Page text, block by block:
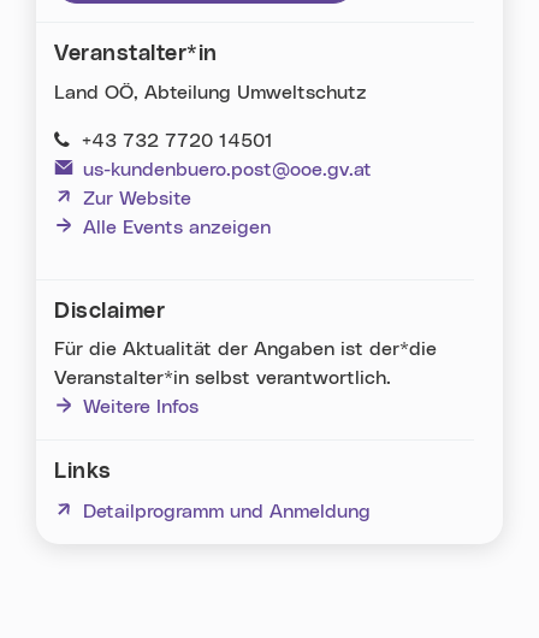
Veranstalter*in
Land OÖ, Abteilung Umweltschutz
+43 732 7720 14501
us-kundenbuero.post@ooe.gv.at
Zur Website
(neues Fenster)
Alle Events anzeigen
Disclaimer
Für die Aktualität der Angaben ist der*die
Veranstalter*in selbst verantwortlich.
Weitere Infos
Links
Detailprogramm und Anmeldung
(neues Fenster)